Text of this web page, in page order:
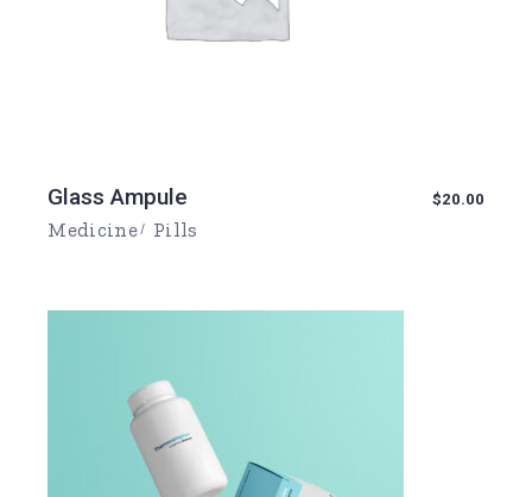
Glass Ampule $20.00
Medicine Pills